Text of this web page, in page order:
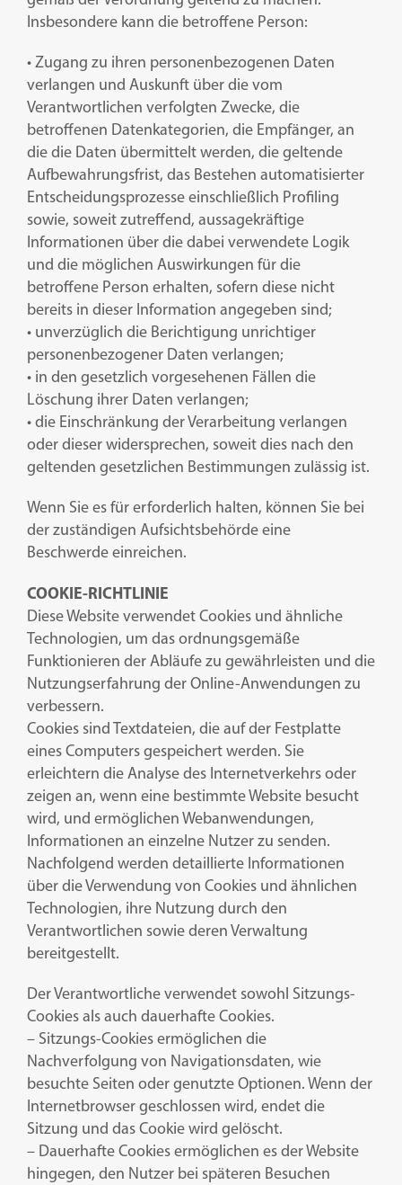
Insbesondere kann die betroffene Person:
• Zugang zu ihren personenbezogenen Daten
verlangen und Auskunft über die vom
Verantwortlichen verfolgten Zwecke, die
betroffenen Datenkategorien, die Empfänger, an
die die Daten übermittelt werden, die geltende
Aufbewahrungsfrist, das Bestehen automatisierter
Entscheidungsprozesse einschließlich Profiling
sowie, soweit zutreffend, aussagekräftige
Informationen über die dabei verwendete Logik
und die möglichen Auswirkungen für die
betroffene Person erhalten, sofern diese nicht
bereits in dieser Information angegeben sind;
• unverzüglich die Berichtigung unrichtiger
personenbezogener Daten verlangen;
• in den gesetzlich vorgesehenen Fällen die
Löschung ihrer Daten verlangen;
• die Einschränkung der Verarbeitung verlangen
oder dieser widersprechen, soweit dies nach den
geltenden gesetzlichen Bestimmungen zulässig ist.
Wenn Sie es für erforderlich halten, können Sie bei
der zuständigen Aufsichtsbehörde eine
Beschwerde einreichen.
COOKIE-RICHTLINIE
Diese Website verwendet Cookies und ähnliche
Technologien, um das ordnungsgemäße
Funktionieren der Abläufe zu gewährleisten und die
Nutzungserfahrung der Online-Anwendungen zu
verbessern.
Cookies sind Textdateien, die auf der Festplatte
eines Computers gespeichert werden. Sie
erleichtern die Analyse des Internetverkehrs oder
zeigen an, wenn eine bestimmte Website besucht
wird, und ermöglichen Webanwendungen,
Informationen an einzelne Nutzer zu senden.
Nachfolgend werden detaillierte Informationen
über die Verwendung von Cookies und ähnlichen
Technologien, ihre Nutzung durch den
Verantwortlichen sowie deren Verwaltung
bereitgestellt.
Der Verantwortliche verwendet sowohl Sitzungs-
Cookies als auch dauerhafte Cookies.
– Sitzungs-Cookies ermöglichen die
Nachverfolgung von Navigationsdaten, wie
besuchte Seiten oder genutzte Optionen. Wenn der
Internetbrowser geschlossen wird, endet die
Sitzung und das Cookie wird gelöscht.
– Dauerhafte Cookies ermöglichen es der Website
hingegen, den Nutzer bei späteren Besuchen